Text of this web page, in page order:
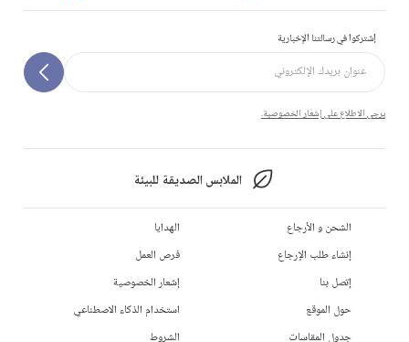
إشتركوا في رسالتنا الإخبارية
يرجى الاطلاع على إشعار الخصوصية.
الملابس الصديقة للبيئة
الشحن و الأرجاع
إنشاء طلب الإرجاع
إتصل بنا
حول الموقع
جدول المقاسات
الهدايا
فرص العمل
إشعار الخصوصية
استخدام الذكاء الاصطناعي
الشروط